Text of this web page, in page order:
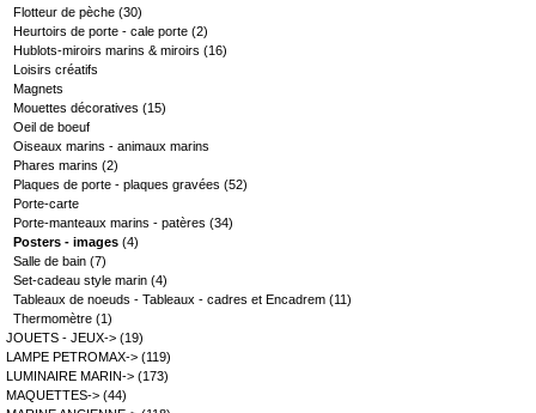
Flotteur de pèche (30)
Heurtoirs de porte - cale porte (2)
Hublots-miroirs marins & miroirs (16)
Loisirs créatifs
Magnets
Mouettes décoratives (15)
Oeil de boeuf
Oiseaux marins - animaux marins
Phares marins (2)
Plaques de porte - plaques gravées (52)
Porte-carte
Porte-manteaux marins - patères (34)
Posters - images (4)
Salle de bain (7)
Set-cadeau style marin (4)
Tableaux de noeuds - Tableaux - cadres et Encadrem (11)
Thermomètre (1)
JOUETS - JEUX-> (19)
LAMPE PETROMAX-> (119)
LUMINAIRE MARIN-> (173)
MAQUETTES-> (44)